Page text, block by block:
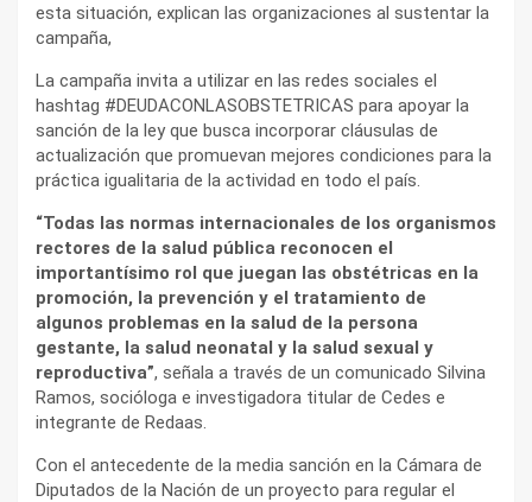
esta situación, explican las organizaciones al sustentar la
campaña,
La campaña invita a utilizar en las redes sociales el
hashtag #DEUDACONLASOBSTETRICAS para apoyar la
sanción de la ley que busca incorporar cláusulas de
actualización que promuevan mejores condiciones para la
práctica igualitaria de la actividad en todo el país.
“Todas las normas internacionales de los organismos
rectores de la salud pública reconocen el
importantísimo rol que juegan las obstétricas en la
promoción, la prevención y el tratamiento de
algunos problemas en la salud de la persona
gestante, la salud neonatal y la salud sexual y
reproductiva”, señala a través de un comunicado Silvina
Ramos, socióloga e investigadora titular de Cedes e
integrante de Redaas.
Con el antecedente de la media sanción en la Cámara de
Diputados de la Nación de un proyecto para regular el